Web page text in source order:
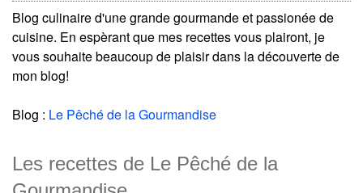
Blog culinaire d'une grande gourmande et passionée de
cuisine. En espèrant que mes recettes vous plairont, je
vous souhaite beaucoup de plaisir dans la découverte de
mon blog!
Blog : Le Pêché de la Gourmandise
Les recettes de Le Pêché de la